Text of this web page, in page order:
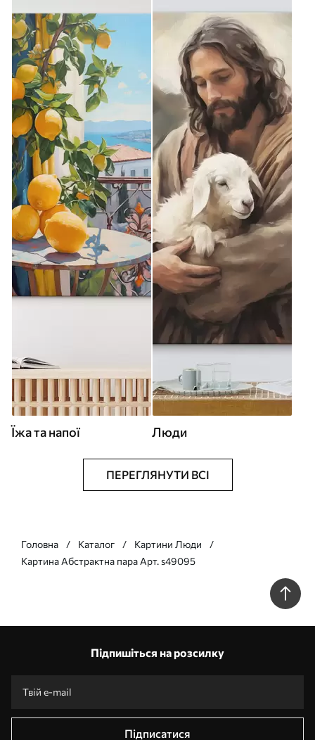
Їжа та напої Люди
ПЕРЕГЛЯНУТИ ВСІ
Головна Каталог
Картини Люди
Картина Абстрактна пара Арт. s49095
Підпишіться на розсилку
Підписатися